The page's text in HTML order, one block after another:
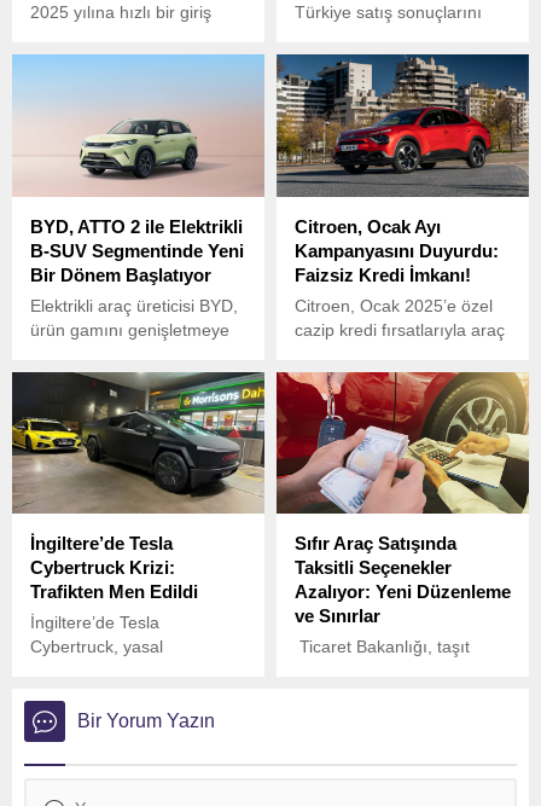
2025 yılına hızlı bir giriş
pazarı, önemli bir büyüme
yaşandı.
Türkiye satış sonuçlarını
başarısı dikkat çekti. Şirket,
Türkiye pazarında 70 binin
üzerinde satış
gerçekleştirerek güçlü bir
performans sergiledi.
BYD, ATTO 2 ile Elektrikli
B-SUV Segmentinde Yeni
Bir Dönem Başlatıyor
Elektrikli araç üreticisi BYD,
ürün gamını genişletmeye
büyük otomotiv etkinliği olan
Brüksel Otomobil Fuarı’nda
yeni model ATTO 2’yi tanıttı.
ATTO 2, güvenlik odaklı
Blade Bataryası ve gövde
dayanıklılığını artıran Cell-
öne çıkıyor.
Citroen, Ocak Ayı
Kampanyasını Duyurdu:
Faizsiz Kredi İmkanı!
Citroen, Ocak 2025’e özel
cazip kredi fırsatlarıyla araç
Şirket, konforlu ve gelişmiş
teknolojilere sahip birçok
modelinde, uygun faiz
oranları ve vade seçenekleri
sunarak müşterilerini
cezbediyor.
İngiltere’de Tesla
Cybertruck Krizi:
Trafikten Men Edildi
İngiltere’de Tesla
Cybertruck, yasal
trafikten men edildi.
Sıfır Araç Satışında
Taksitli Seçenekler
Azalıyor: Yeni Düzenleme
ve Sınırlar
Ticaret Bakanlığı, taşıt
Bir Yorum Yazın